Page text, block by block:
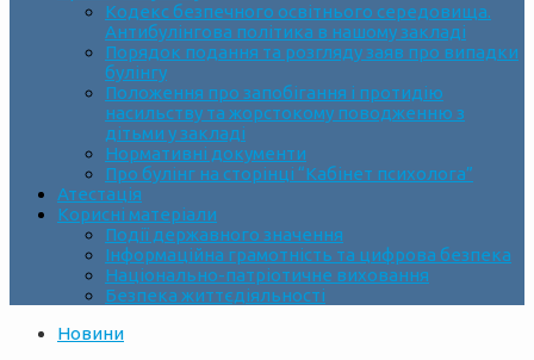
Кодекс безпечного освітнього середовища.
Антибулінгова політика в нашому закладі
Порядок подання та розгляду заяв про випадки
булінгу
Положення про запобігання і протидію
насильству та жорстокому поводженню з
дітьми у закладі
Нормативні документи
Про булінг на сторінці “Кабінет психолога”
Атестація
Корисні матеріали
Події державного значення
Інформаційна грамотність та цифрова безпека
Національно-патріотичне виховання
Безпека життєдіяльності
Новини